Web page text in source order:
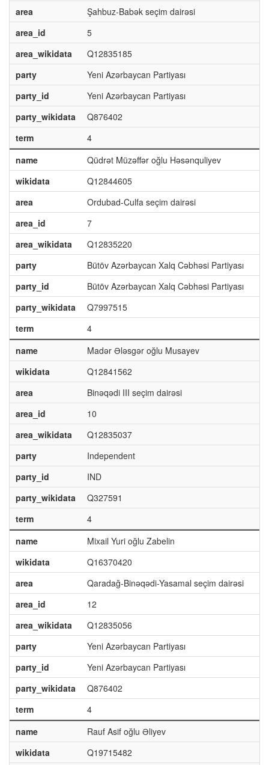
area
Şahbuz-Babək seçim dairəsi
area_id
5
area_wikidata
Q12835185
party
Yeni Azərbaycan Partiyası
party_id
Yeni Azərbaycan Partiyası
party_wikidata
Q876402
term
4
name
Qüdrət Müzəffər oğlu Həsənquliyev
wikidata
Q12844605
area
Ordubad-Culfa seçim dairəsi
area_id
7
area_wikidata
Q12835220
party
Bütöv Azərbaycan Xalq Cəbhəsi Partiyası
party_id
Bütöv Azərbaycan Xalq Cəbhəsi Partiyası
party_wikidata
Q7997515
term
4
name
Madər Ələsgər oğlu Musayev
wikidata
Q12841562
area
Binəqədi III seçim dairəsi
area_id
10
area_wikidata
Q12835037
party
Independent
party_id
IND
party_wikidata
Q327591
term
4
name
Mixail Yuri oğlu Zabelin
wikidata
Q16370420
area
Qaradağ-Binəqədi-Yasamal seçim dairəsi
area_id
12
area_wikidata
Q12835056
party
Yeni Azərbaycan Partiyası
party_id
Yeni Azərbaycan Partiyası
party_wikidata
Q876402
term
4
name
Rauf Asif oğlu Əliyev
wikidata
Q19715482